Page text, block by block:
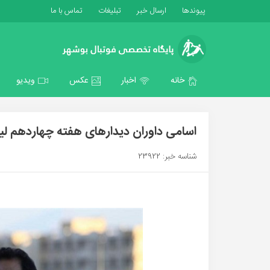
پیوندها ارسال خبر تبلیغات تماس با ما
خانه اخبار عکس ویدیو
اسامی داوران دیدارهای هفته چهاردهم
شناسه خبر: 23922